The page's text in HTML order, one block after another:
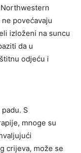
povećavaju
izloženi na suncu
da u
odjeću i
S
mnoge su
crijeva, može se